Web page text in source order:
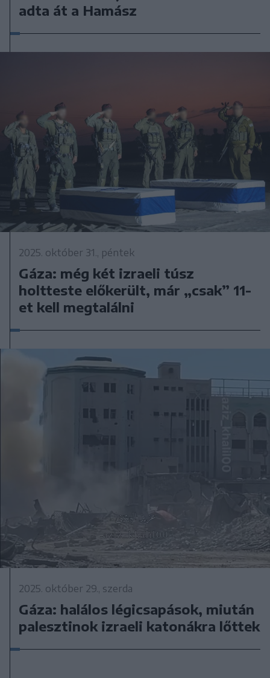
adta át a Hamász
2025. október 31., péntek
Gáza: még két izraeli túsz
holtteste előkerült, már „csak” 11-
et kell megtalálni
2025. október 29., szerda
Gáza: halálos légicsapások, miután
palesztinok izraeli katonákra lőttek